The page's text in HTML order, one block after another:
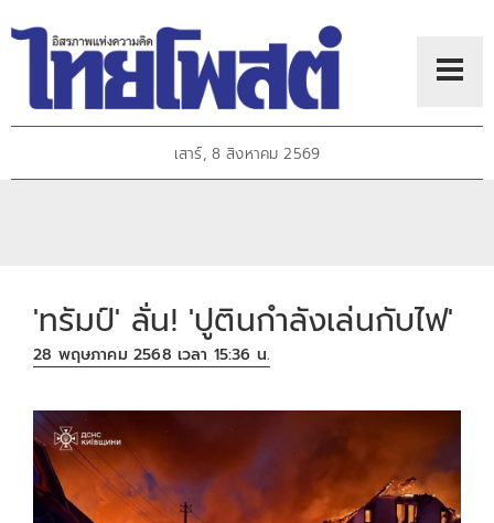
เสาร์, 8 สิงหาคม 2569
'ทรัมป์' ลั่น! 'ปูตินกำลังเล่นกับไฟ'
28 พฤษภาคม 2568 เวลา 15:36 น.